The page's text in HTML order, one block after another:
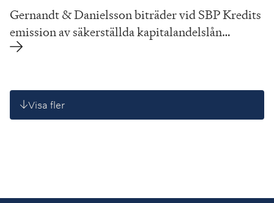
Gernandt & Danielsson biträder vid SBP Kredits
emission av säkerställda kapitalandelslån…
Visa fler